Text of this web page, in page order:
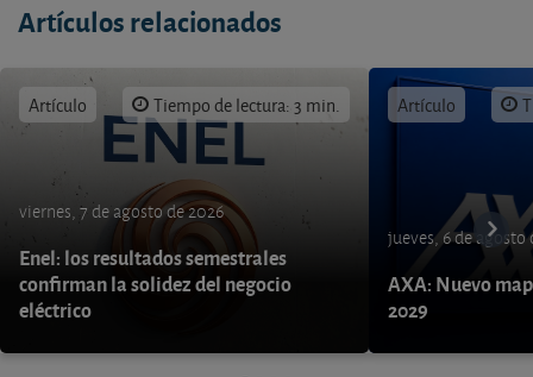
Artículos relacionados
Artículo Tiempo de lectura: 3 min.
viernes, 7 de agosto de 2026
Enel: los resultados semestrales
confirman la solidez del negocio
eléctrico
Artículo
jueves, 6 de agosto
AXA: Nuevo
2029